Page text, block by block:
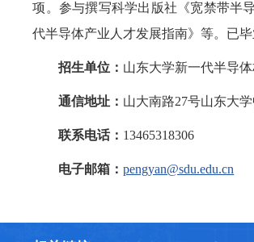
项。参与撰写科学出版社《宽禁带半
代半导体产业人才发展指南》等。已
招生单位： 山东大学新一代半导
通信地址： 山大南路27号山东大
联系电话： 13465318306
电子邮箱：pengyan@sdu.edu.cn